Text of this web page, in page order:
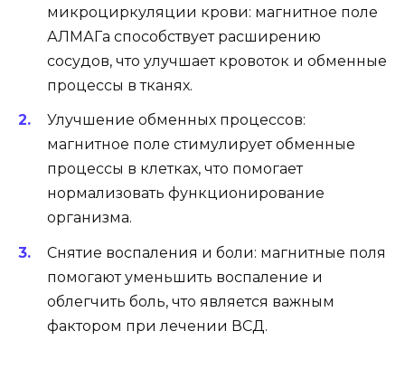
микроциркуляции крови: магнитное поле
АЛМАГа способствует расширению
сосудов, что улучшает кровоток и обменные
процессы в тканях.
Улучшение обменных процессов:
магнитное поле стимулирует обменные
процессы в клетках, что помогает
нормализовать функционирование
организма.
Снятие воспаления и боли: магнитные поля
помогают уменьшить воспаление и
облегчить боль, что является важным
фактором при лечении ВСД.